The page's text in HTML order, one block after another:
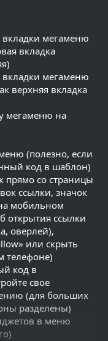
мегаменю
вкладка
мегаменю
верхняя вкладка
мегаменю на
(полезно, если
код в шаблон)
прямо со страницы
ссылки, значок
мобильном
открытия ссылки
оверлей),
или скрыть
телефоне)
код в
свое
(для больших
разделены)
в меню